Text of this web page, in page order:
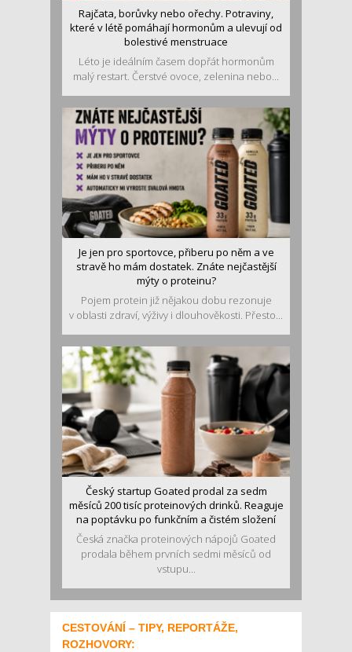
Rajčata, borůvky nebo ořechy. Potraviny,
které v létě pomáhají hormonům a ulevují od
bolestivé menstruace
Léto je ideálním časem dopřát hormonům
malý restart. Čerstvé ovoce, zelenina nebo...
Je jen pro sportovce, přiberu po něm a ve
stravě ho mám dostatek. Znáte nejčastější
mýty o proteinu?
Pojem protein již nějakou dobu rezonuje
v oblasti zdraví, výživy i dlouhověkosti. Přesto...
Český startup Goated prodal za sedm
měsíců 200 tisíc proteinových drinků. Reaguje
na poptávku po funkčním a čistém složení
Česká značka proteinových nápojů Goated
prodala během prvních sedmi měsíců od
vstupu...
CESTOVÁNÍ – TIPY, REPORTÁŽE,
ROZHOVORY: